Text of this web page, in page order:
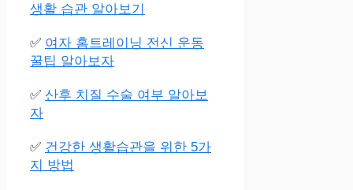
생활 습관 알아보기
✅ 여자 홈트레이닝 전신 운동
꿀팁 알아보자
✅ 산후 치질 수술 여부 알아보
자
✅ 건강한 생활습관을 위한 5가
지 방법